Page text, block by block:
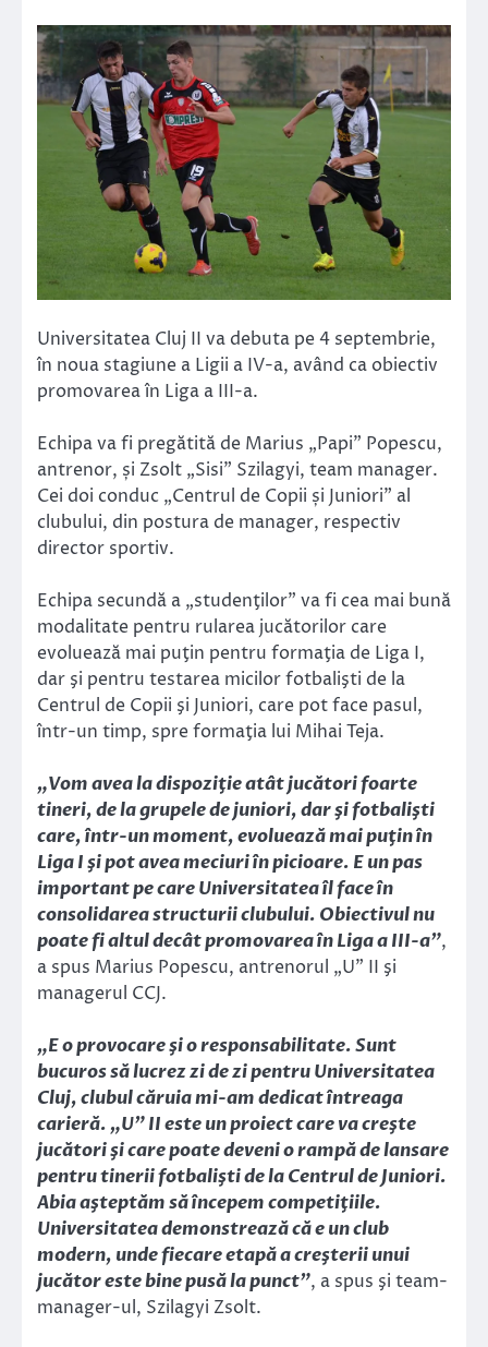
Universitatea Cluj II va debuta pe 4 septembrie,
în noua stagiune a Ligii a IV-a, având ca obiectiv
promovarea în Liga a III-a.
Echipa va fi pregătită de Marius „Papi” Popescu,
antrenor, și Zsolt „Sisi” Szilagyi, team manager.
Cei doi conduc „Centrul de Copii și Juniori” al
clubului, din postura de manager, respectiv
director sportiv.
Echipa secundă a „studenţilor” va fi cea mai bună
modalitate pentru rularea jucătorilor care
evoluează mai puţin pentru formaţia de Liga I,
dar şi pentru testarea micilor fotbalişti de la
Centrul de Copii şi Juniori, care pot face pasul,
într-un timp, spre formaţia lui Mihai Teja.
„Vom avea la dispoziţie atât jucători foarte
tineri, de la grupele de juniori, dar şi fotbalişti
care, într-un moment, evoluează mai puţin în
Liga I şi pot avea meciuri în picioare. E un pas
important pe care Universitatea îl face în
consolidarea structurii clubului. Obiectivul nu
poate fi altul decât promovarea în Liga a III-a”,
a spus Marius Popescu, antrenorul „U” II şi
managerul CCJ.
„E o provocare şi o responsabilitate. Sunt
bucuros să lucrez zi de zi pentru Universitatea
Cluj, clubul căruia mi-am dedicat întreaga
carieră. „U” II este un proiect care va creşte
jucători şi care poate deveni o rampă de lansare
pentru tinerii fotbalişti de la Centrul de Juniori.
Abia aşteptăm să începem competiţiile.
Universitatea demonstrează că e un club
modern, unde fiecare etapă a creşterii unui
jucător este bine pusă la punct”, a spus şi team-
manager-ul, Szilagyi Zsolt.